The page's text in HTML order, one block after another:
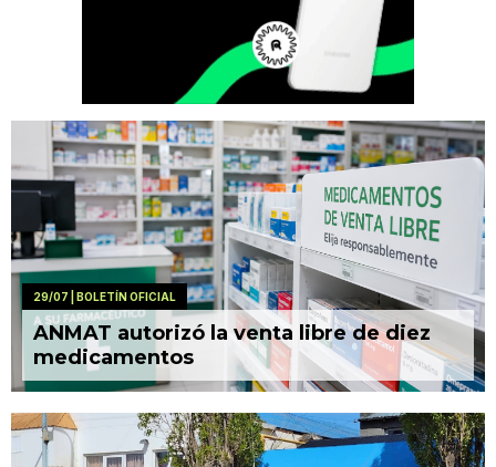
29/07 | BOLETÍN OFICIAL
ANMAT autorizó la venta libre de diez
medicamentos